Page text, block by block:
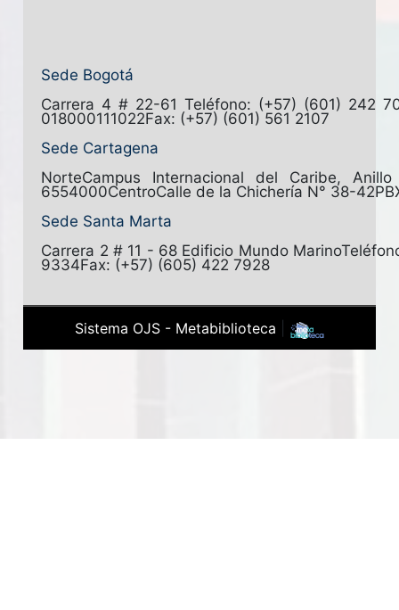
Sede Bogotá
Carrera 4 # 22-61Teléfono: (+57) (601) 242
018000111022Fax: (+57) (601) 561 2107
Sede Cartagena
NorteCampus Internacional del Caribe,
6554000CentroCalle de la Chichería N° 38-42
Sede Santa Marta
Carrera 2 # 11 - 68 Edificio Mundo Marino
9334Fax: (+57) (605) 422 7928
Sistema OJS - Metabiblioteca